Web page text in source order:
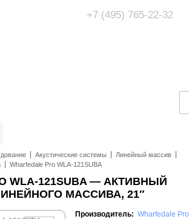
+7 (495) 765-22-32
Акустические системы
Линейный массив
Wharfedale Pro WLA-121SUBA
WLA-121SUBA — АКТИВНЫЙ
МАССИВА, 21″
Производитель: Wharfedale Pro